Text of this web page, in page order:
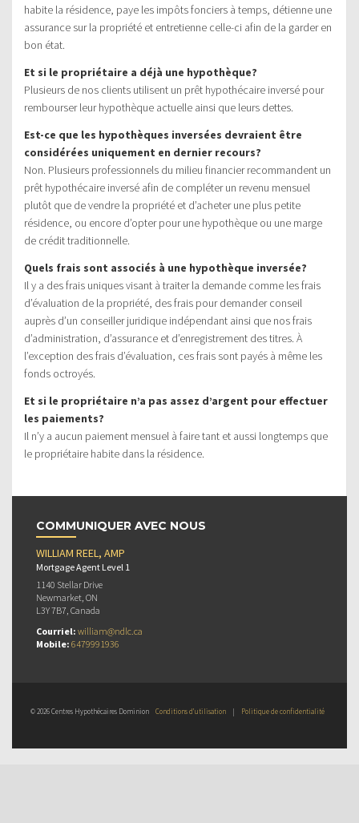
habite la résidence, paye les impôts fonciers à temps, détienne une
assurance sur la propriété et entretienne celle-ci afin de la garder en
bon état.
Et si le propriétaire a déjà une hypothèque?
Plusieurs de nos clients utilisent un prêt hypothécaire inversé pour
rembourser leur hypothèque actuelle ainsi que leurs dettes.
Est-ce que les hypothèques inversées devraient être
considérées uniquement en dernier recours?
Non. Plusieurs professionnels du milieu financier recommandent un
prêt hypothécaire inversé afin de compléter un revenu mensuel
plutôt que de vendre la propriété et d’acheter une plus petite
résidence, ou encore d’opter pour une hypothèque ou une marge
de crédit traditionnelle.
Quels frais sont associés à une hypothèque inversée?
Il y a des frais uniques visant à traiter la demande comme les frais
d’évaluation de la propriété, des frais pour demander conseil
auprès d’un conseiller juridique indépendant ainsi que nos frais
d’administration, d’assurance et d’enregistrement des titres. À
l’exception des frais d’évaluation, ces frais sont payés à même les
fonds octroyés.
Et si le propriétaire n’a pas assez d’argent pour effectuer
les paiements?
Il n’y a aucun paiement mensuel à faire tant et aussi longtemps que
le propriétaire habite dans la résidence.
COMMUNIQUER AVEC NOUS
WILLIAM REEL, AMP
Mortgage Agent Level 1
1140 Stellar Drive
Newmarket, ON
L3Y 7B7, Canada
Courriel: william@ndlc.ca
Mobile: 6479991936
© 2026 Centres Hypothécaires Dominion Conditions d’utilisation | Politique de confidentialité